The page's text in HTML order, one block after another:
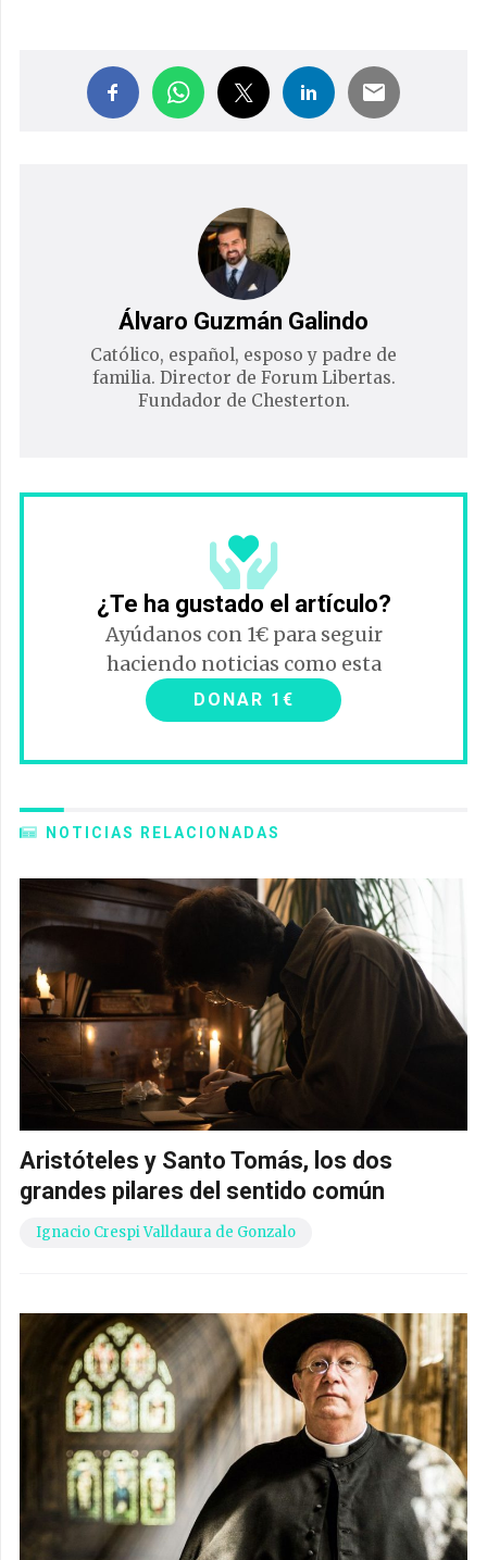
Álvaro Guzmán Galindo
Católico, español, esposo y padre de
familia. Director de Forum Libertas.
Fundador de Chesterton.
¿Te ha gustado el artículo?
Ayúdanos con 1€ para seguir
haciendo noticias como esta
DONAR 1€
NOTICIAS RELACIONADAS
Aristóteles y Santo Tomás, los dos
grandes pilares del sentido común
Ignacio Crespi Valldaura de Gonzalo